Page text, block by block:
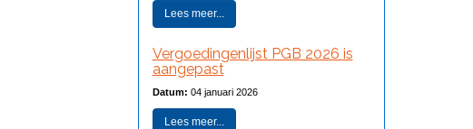
Lees meer...
Vergoedingenlijst PGB 2026 is
aangepast
Datum: 04 januari 2026
Lees meer...